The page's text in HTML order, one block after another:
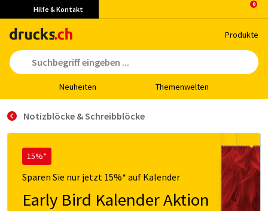
Hilfe & Kontakt
Pro­duk­te
Neu­hei­ten The­men­wel­ten
Notizblöcke & Schreibblöcke
15%*
Sparen Sie nur jetzt 15%* auf Kalender
Early Bird Kalender Aktion